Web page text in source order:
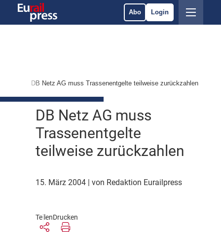
Abo Login
DB Netz AG muss Trassenentgelte teilweise zurückzahlen
DB Netz AG muss
Trassenentgelte
teilweise zurückzahlen
15. März 2004 | von Redaktion Eurailpress
TeilenDrucken